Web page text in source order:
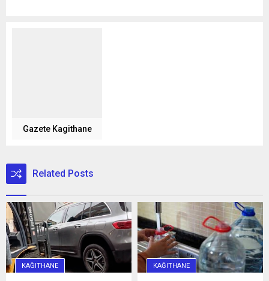
Gazete Kagithane
Related Posts
KAĞITHANE KAĞITHANE